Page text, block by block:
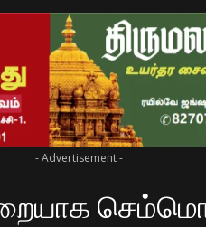
- Advertisement -
செம்மொழி